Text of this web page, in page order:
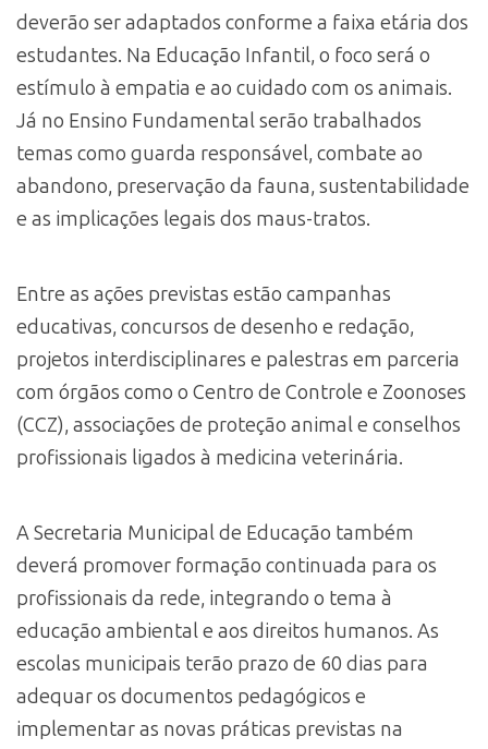
deverão ser adaptados conforme a faixa etária dos
estudantes. Na Educação Infantil, o foco será o
estímulo à empatia e ao cuidado com os animais.
Já no Ensino Fundamental serão trabalhados
temas como guarda responsável, combate ao
abandono, preservação da fauna, sustentabilidade
e as implicações legais dos maus-tratos.
Entre as ações previstas estão campanhas
educativas, concursos de desenho e redação,
projetos interdisciplinares e palestras em parceria
com órgãos como o Centro de Controle e Zoonoses
(CCZ), associações de proteção animal e conselhos
profissionais ligados à medicina veterinária.
A Secretaria Municipal de Educação também
deverá promover formação continuada para os
profissionais da rede, integrando o tema à
educação ambiental e aos direitos humanos. As
escolas municipais terão prazo de 60 dias para
adequar os documentos pedagógicos e
implementar as novas práticas previstas na